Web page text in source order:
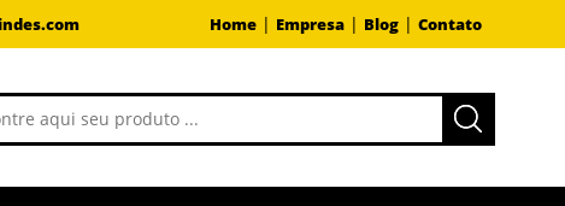
Home| Empresa| Blog| Contato